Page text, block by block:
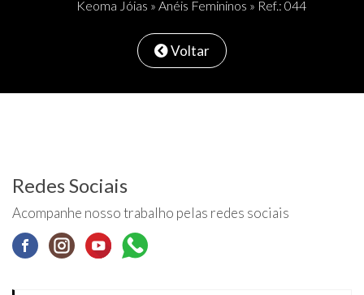
Keoma Jóias » Anéis Femininos » Ref.: 044
Voltar
Redes Sociais
Acompanhe nosso trabalho pelas redes sociais